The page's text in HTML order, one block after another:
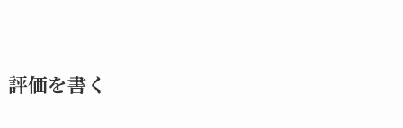
評価を書く